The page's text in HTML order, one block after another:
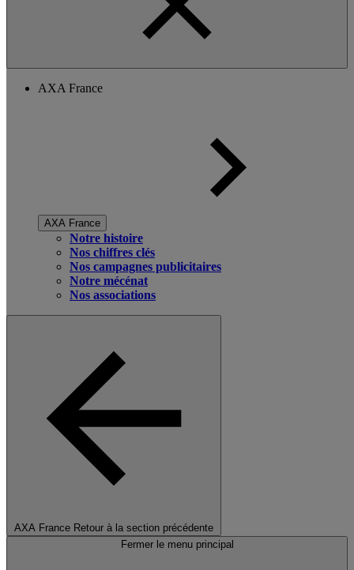
AXA France
AXA France
Notre histoire
Nos chiffres clés
Nos campagnes publicitaires
Notre mécénat
Nos associations
AXA France Retour à la section précédente
Fermer le menu principal